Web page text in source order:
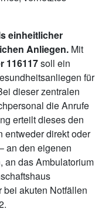
einheitlicher
Anliegen. Mit
116117soll ein
für
dieser zentralen
die Anrufe
erteilt dieses den
entweder direkt oder
an den eigenen
an das Ambulatorium
akuten Notfällen